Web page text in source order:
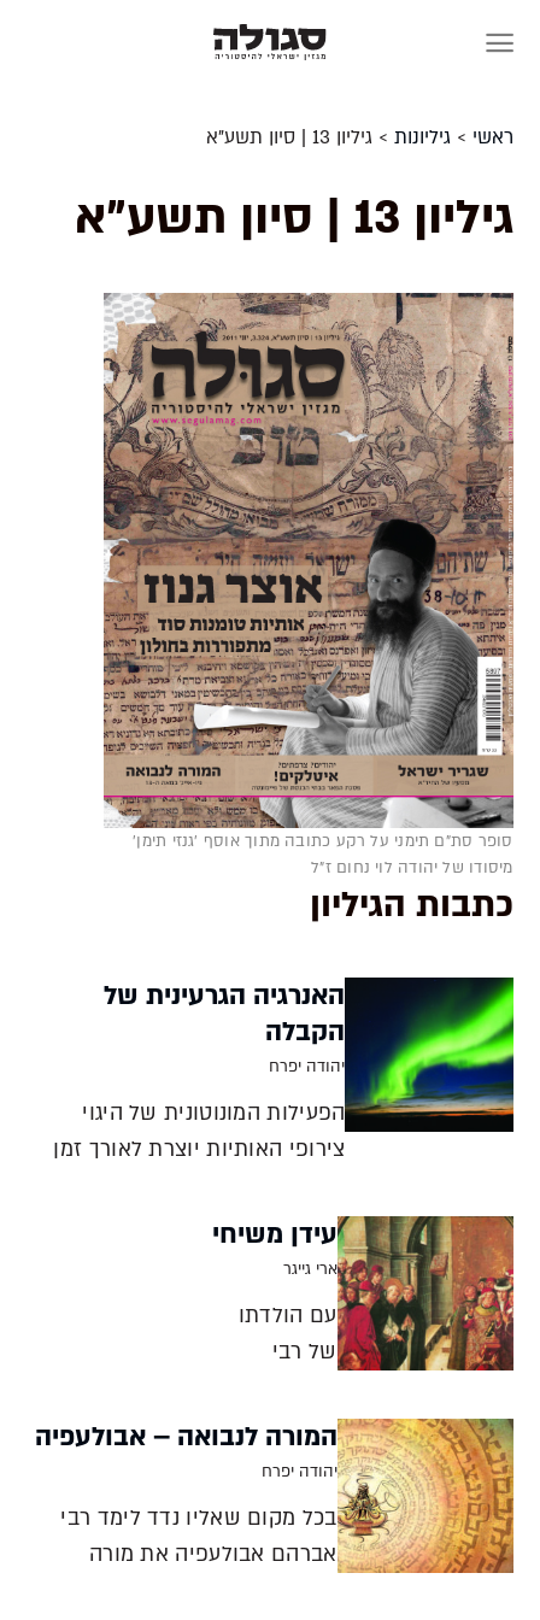
ראשי >גיליונות >גיליון 13 | סיון תשע"א
גיליון 13 | סיון תשע"א
סופר סת"ם תימני על רקע כתובה מתוך אוסף 'גנזי תימן'
מיסודו של יהודה לוי נחום ז"ל
כתבות הגיליון
האנרגיה הגרעינית של
הקבלה
יהודה יפרח
הפעילות המונוטונית של היגוי
צירופי האותיות יוצרת לאורך זמן
וכניסה למצב טרנס היפנוטי שעשוי
לעורר את ההכרה לרמות קיום
גבוהות יותר ולגילוי של תובנות
למד את ספר יצירה - מספרי
עידן משיחי
ארי גייגר
עם הולדתו
של רבי
אבולעפיה
נפתח האלף
לבריאה, עידן
המבשר בעיני
המורה לנבואה – אבולעפיה
יהודה יפרח
בכל מקום שאליו נדד לימד רבי
אברהם אבולעפיה את מורה